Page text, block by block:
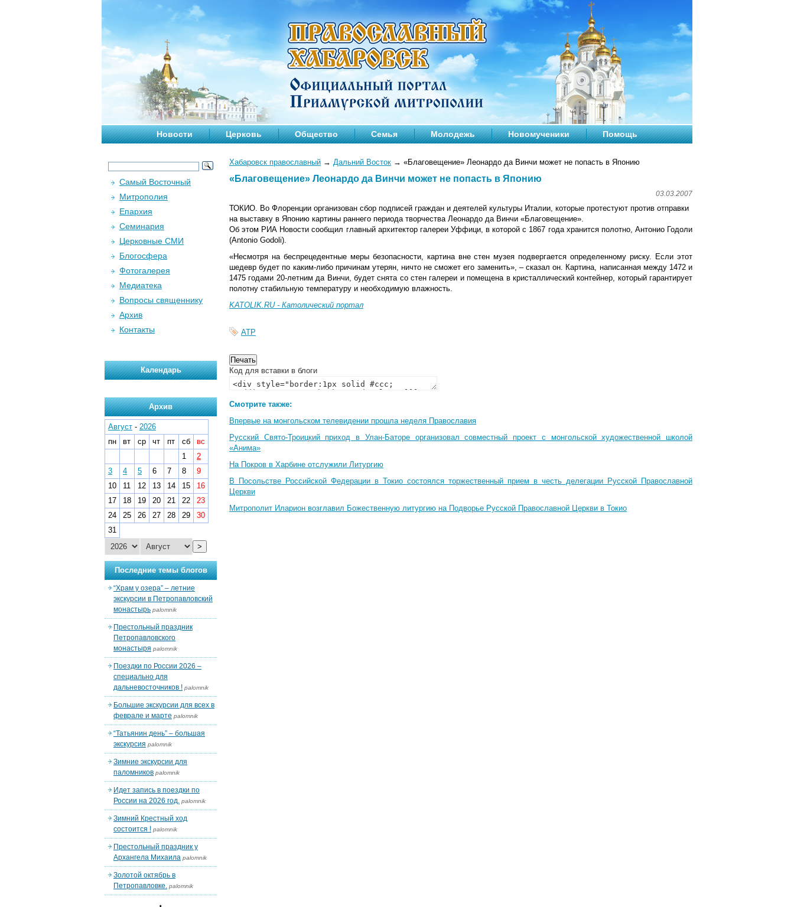
Новости Церковь Общество Семья Молодежь Новомученики Помощь
Хабаровск православный → Дальний Восток → «Благовещение» Леонардо да Винчи может не попасть в Японию
«Благовещение» Леонардо да Винчи может не попасть в Японию
03.03.2007
ТОКИО. Во Флоренции организован сбор подписей граждан и деятелей культуры Италии, которые протестуют против отправки
на выставку в Японию картины раннего периода творчества Леонардо да Винчи «Благовещение».
Об этом РИА Новости сообщил главный архитектор галереи Уффици, в которой с 1867 года хранится полотно, Антонио Годоли
(Antonio Godoli).
«Несмотря на беспрецедентные меры безопасности, картина вне стен музея подвергается определенному риску. Если этот
шедевр будет по каким-либо причинам утерян, ничто не сможет его заменить», – сказал он. Картина, написанная между 1472 и
1475 годами 20-летним да Винчи, будет снята со стен галереи и помещена в кристаллический контейнер, который гарантирует
полотну стабильную температуру и необходимую влажность.
KATOLIK.RU - Католический портал
АТР
Код для вставки в блоги
Смотрите также:
Впервые на монгольском телевидении прошла неделя Православия
Русский Свято-Троицкий приход в Улан-Баторе организовал совместный проект с монгольской художественной школой
«Анима»
На Покров в Харбине отслужили Литургию
В Посольстве Российской Федерации в Токио состоялся торжественный прием в честь делегации Русской Православной
Церкви
Митрополит Иларион возглавил Божественную литургию на Подворье Русской Православной Церкви в Токио
Самый Восточный
Митрополия
Епархия
Семинария
Церковные СМИ
Блогосфера
Фотогалерея
Медиатека
Вопросы священнику
Архив
Контакты
Календарь
Архив
Август - 2026
пн
вт ср чт пт сб
вс
1
2
3
4 5 6 7 8
9
10
11 12 13 14 15
16
17
18 19 20 21 22
23
24
25 26 27 28 29
30
31
>
Последние темы блогов
“Храм у озера” – летние
экскурсии в Петропавловский
монастырь palomnik
Престольный праздник
Петропавловского
монастыря palomnik
Поездки по России 2026 –
специально для
дальневосточников ! palomnik
Большие экскурсии для всех в
феврале и марте palomnik
“Татьянин день” – большая
экскурсия palomnik
Зимние экскурсии для
паломников palomnik
Идет запись в поездки по
России на 2026 год. palomnik
Зимний Крестный ход
состоится ! palomnik
Престольный праздник у
Архангела Михаила palomnik
Золотой октябрь в
Петропавловке. palomnik